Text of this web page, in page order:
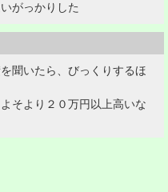
がっかりした
聞いたら、びっくりするほ
そより２０万円以上高いな